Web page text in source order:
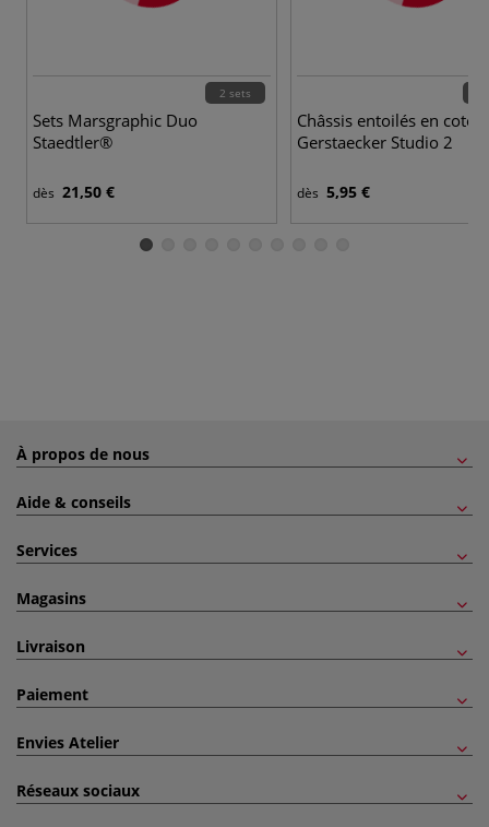
2 sets
Sets Marsgraphic Duo
Staedtler®
dès 21,50 €
Châssis entoilés en coton
Gerstaecker Studio 2
dès 5,95 €
À propos de nous
Aide & conseils
Services
Magasins
Livraison
Paiement
Envies Atelier
Réseaux sociaux